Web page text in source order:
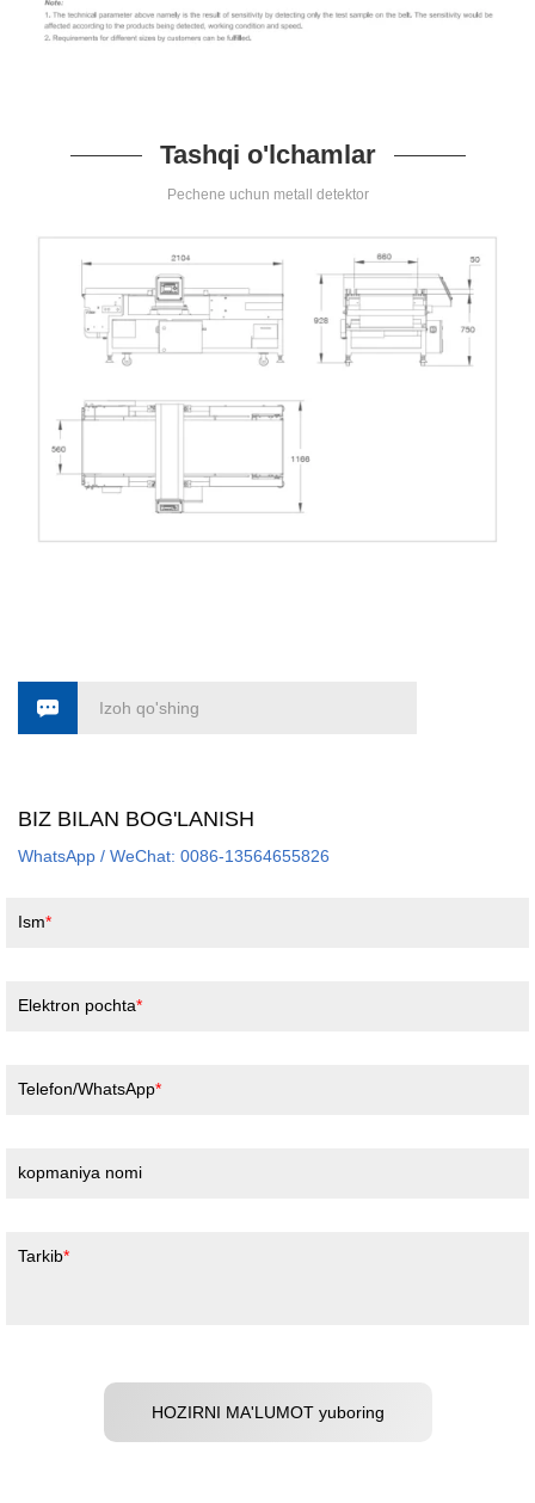
Tashqi o'lchamlar
Pechene uchun metall detektor
Izoh qo'shing
BIZ BILAN BOG'LANISH
WhatsApp / WeChat: 0086-13564655826
Ism
Elektron pochta
Telefon/WhatsApp
kopmaniya nomi
Tarkib
HOZIRNI MA'LUMOT yuboring